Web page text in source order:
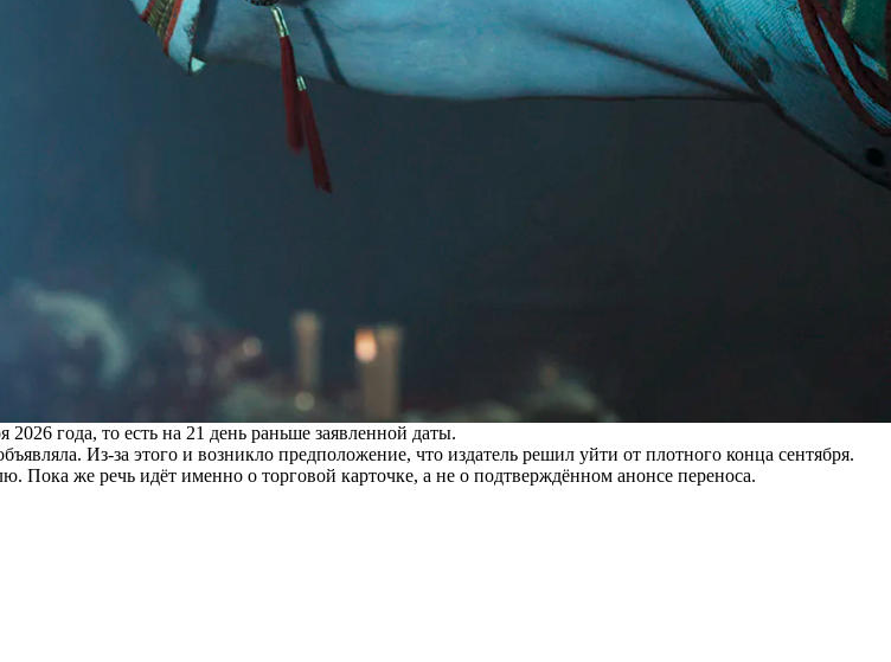
года, то есть на 21 день раньше заявленной даты.
Из-за этого и возникло предположение, что издатель решил уйти от плотного конца сентября.
Пока же речь идёт именно о торговой карточке, а не о подтверждённом анонсе переноса.